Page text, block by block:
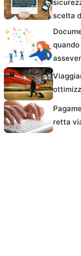
scelta
retta